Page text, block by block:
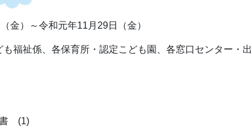
金）～令和元年11月29日（金）
も福祉係、各保育所・認定こども園、各窓口センター・
書 (1)